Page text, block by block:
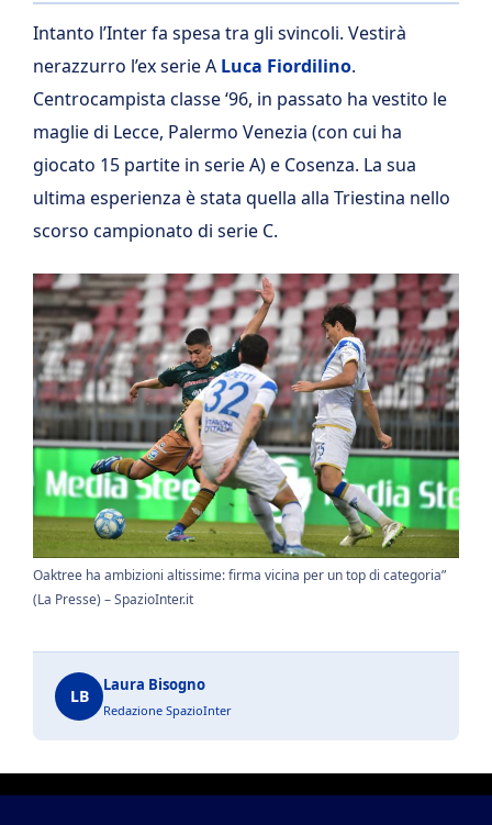
Intanto l’Inter fa spesa tra gli svincoli. Vestirà
nerazzurro l’ex serie A Luca Fiordilino.
Centrocampista classe ‘96, in passato ha vestito le
maglie di Lecce, Palermo Venezia (con cui ha
giocato 15 partite in serie A) e Cosenza. La sua
ultima esperienza è stata quella alla Triestina nello
scorso campionato di serie C.
Oaktree ha ambizioni altissime: firma vicina per un top di categoria”
(La Presse) – SpazioInter.it
LB
Laura Bisogno
Redazione SpazioInter